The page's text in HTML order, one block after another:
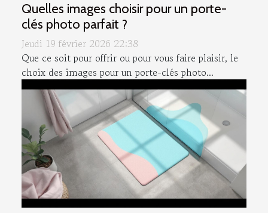
Quelles images choisir pour un porte-
clés photo parfait ?
Jeudi 19 février 2026 22:38
Que ce soit pour offrir ou pour vous faire plaisir, le
choix des images pour un porte-clés photo...